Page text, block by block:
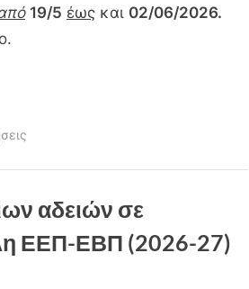
19/5 έως και 02/06/2026.
αδειών σε
ΕΕΠ-ΕΒΠ (2026-27)